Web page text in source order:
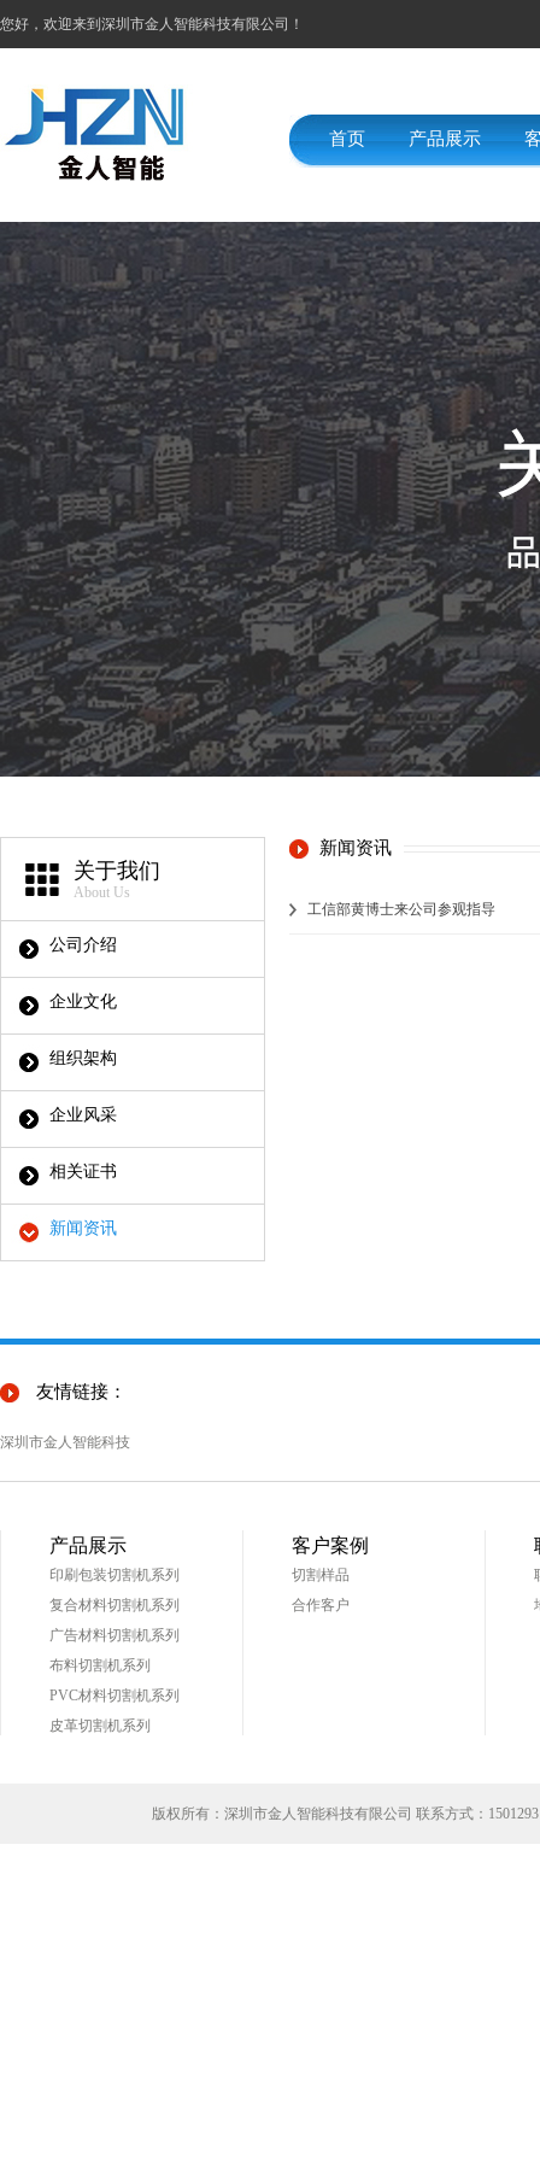
您好，欢迎来到深圳市金人智能科技有限公司！
首页 产品展示
关于我们
About Us
公司介绍
企业文化
组织架构
企业风采
相关证书
新闻资讯
新闻资讯
工信部黄博士来公司参观指导
友情链接：
深圳市金人智能科技
产品展示
印刷包装切割机系列
复合材料切割机系列
广告材料切割机系列
布料切割机系列
PVC材料切割机系列
皮革切割机系列
客户案例
切割样品
合作客户
版权所有：深圳市金人智能科技有限公司 联系方式：